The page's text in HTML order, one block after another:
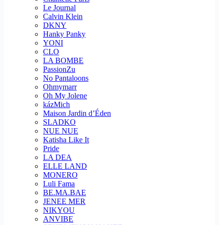
Le Journal
Calvin Klein
DKNY
Hanky Panky
YONI
CLO
LA BOMBE
PassionZu
No Pantaloons
Ohmymarr
Oh My Jolene
kázMich
Maison Jardin d’Éden
SLADKO
NUE NUE
Katisha Like It
Pride
LA DEA
ELLE LAND
MONERO
Luli Fama
BE.MA.BAE
JENEE MER
NIKYOU
ANVIBE